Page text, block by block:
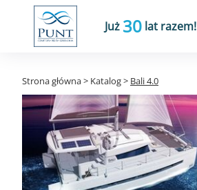
Już 30 lat razem!
Strona główna> Katalog> Bali 4.0